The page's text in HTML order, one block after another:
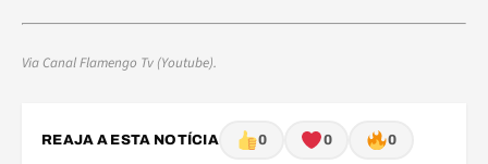
Via Canal Flamengo Tv (Youtube).
REAJA A ESTA NOTÍCIA 0 0 0